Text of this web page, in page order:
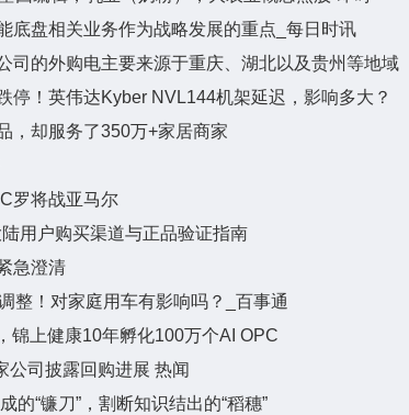
底盘相关业务作为战略发展的重点_每日时讯
司的外购电主要来源于重庆、湖北以及贵州等地域
停！英伟达Kyber NVL144机架延迟，影响多大？
，却服务了350万+家居商家
罗将战亚马尔
用户购买渠道与正品验证指南
急澄清
整！对家庭用车有影响吗？_百事通
锦上健康10年孵化100万个AI OPC
公司披露回购进展 热闻
的“镰刀”，割断知识结出的“稻穗”